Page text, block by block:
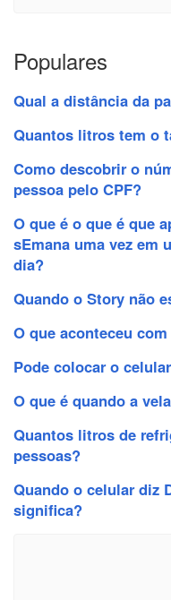
Populares
Qual a distância da
Quantos litros tem o
Como descobrir o
pessoa pelo CPF?
O que é o que é que
sEmana uma vez em
dia?
Quando o Story não
O que aconteceu
Pode colocar o
O que é quando a
Quantos litros de
pessoas?
Quando o celular diz
significa?